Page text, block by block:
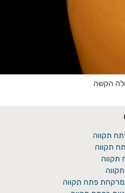
הקשה
תקווה
תקווה
תקווה
מרקחת פתח תקווה